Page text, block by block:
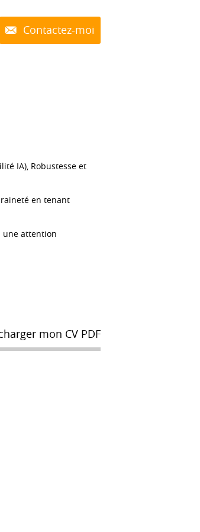
Contactez-moi
IA), Robustesse et
en tenant
une attention
mon CV PDF